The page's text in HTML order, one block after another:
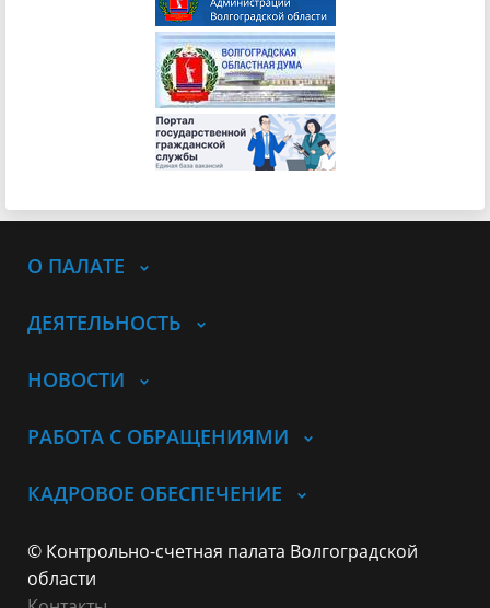
О ПАЛАТЕ
ДЕЯТЕЛЬНОСТЬ
НОВОСТИ
РАБОТА С ОБРАЩЕНИЯМИ
КАДРОВОЕ ОБЕСПЕЧЕНИЕ
© Контрольно-счетная палата Волгоградской
области